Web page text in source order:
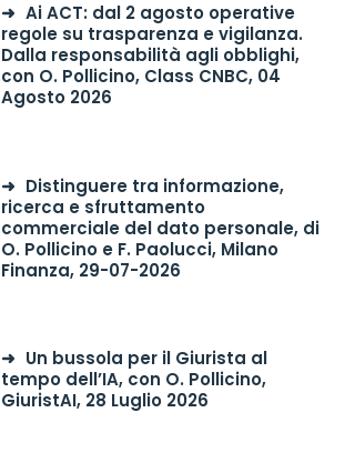
Ai ACT: dal 2 agosto operative
regole su trasparenza e vigilanza.
Dalla responsabilità agli obblighi,
con O. Pollicino, Class CNBC, 04
Agosto 2026
Distinguere tra informazione,
ricerca e sfruttamento
commerciale del dato personale, di
O. Pollicino e F. Paolucci, Milano
Finanza, 29-07-2026
Un bussola per il Giurista al
tempo dell’IA, con O. Pollicino,
GiuristAI, 28 Luglio 2026